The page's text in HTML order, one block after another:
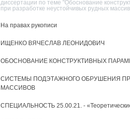
диссертации по теме "Обоснование
при разработке неустойчивых рудных
На правах рукописи
ИЩЕНКО ВЯЧЕСЛАВ ЛЕОНИДОВИЧ
ОБОСНОВАНИЕ КОНСТРУКТИВНЫХ
СИСТЕМЫ ПОДЭТАЖНОГО ОБРУШЕНИЯ
МАССИВОВ
СПЕЦИАЛЬНОСТЬ 25.00.21. - «Теоретические